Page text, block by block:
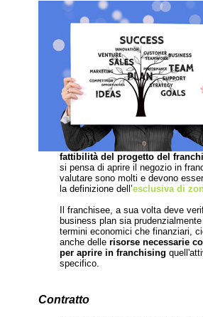
fattibilità del progetto del
si pensa di aprire il negozio in
valutare sono molti e devono
la definizione dell’esclusiva di
Il franchisee, a sua volta deve
business plan sia
termini economici che finanziari,
anche dellerisorse necessarie
per aprire in franchising
specifico.
Contratto